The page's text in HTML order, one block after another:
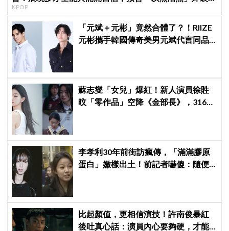
日音樂圈
KPOP
「元斌＋元彬」竟然合體了？！RIIZE
元彬攜手韓國傳奇美男元斌代言同品
蘇志燮「女兒」爆紅！新人演員徐貹
旼「零作品」空降《金部長》，316萬
李孝利30年前街訪瘋傳，「滿滿膠原
蛋白」嫩樣出土！前記者嚇傻：隨便
比起顏值，更相信演技！許南俊暴紅
後吐真心話：演員內心要夠硬，才能